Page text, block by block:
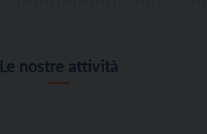
Le nostre attività